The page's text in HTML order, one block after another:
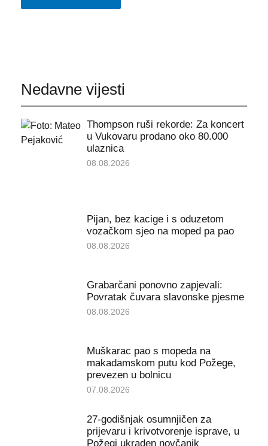
Nedavne vijesti
Thompson ruši rekorde: Za koncert
u Vukovaru prodano oko 80.000
ulaznica
08.08.2026
Pijan, bez kacige i s oduzetom
vozačkom sjeo na moped pa pao
08.08.2026
Grabarčani ponovno zapjevali:
Povratak čuvara slavonske pjesme
08.08.2026
Muškarac pao s mopeda na
makadamskom putu kod Požege,
prevezen u bolnicu
07.08.2026
27-godišnjak osumnjičen za
prijevaru i krivotvorenje isprave, u
Požegi ukraden novčanik